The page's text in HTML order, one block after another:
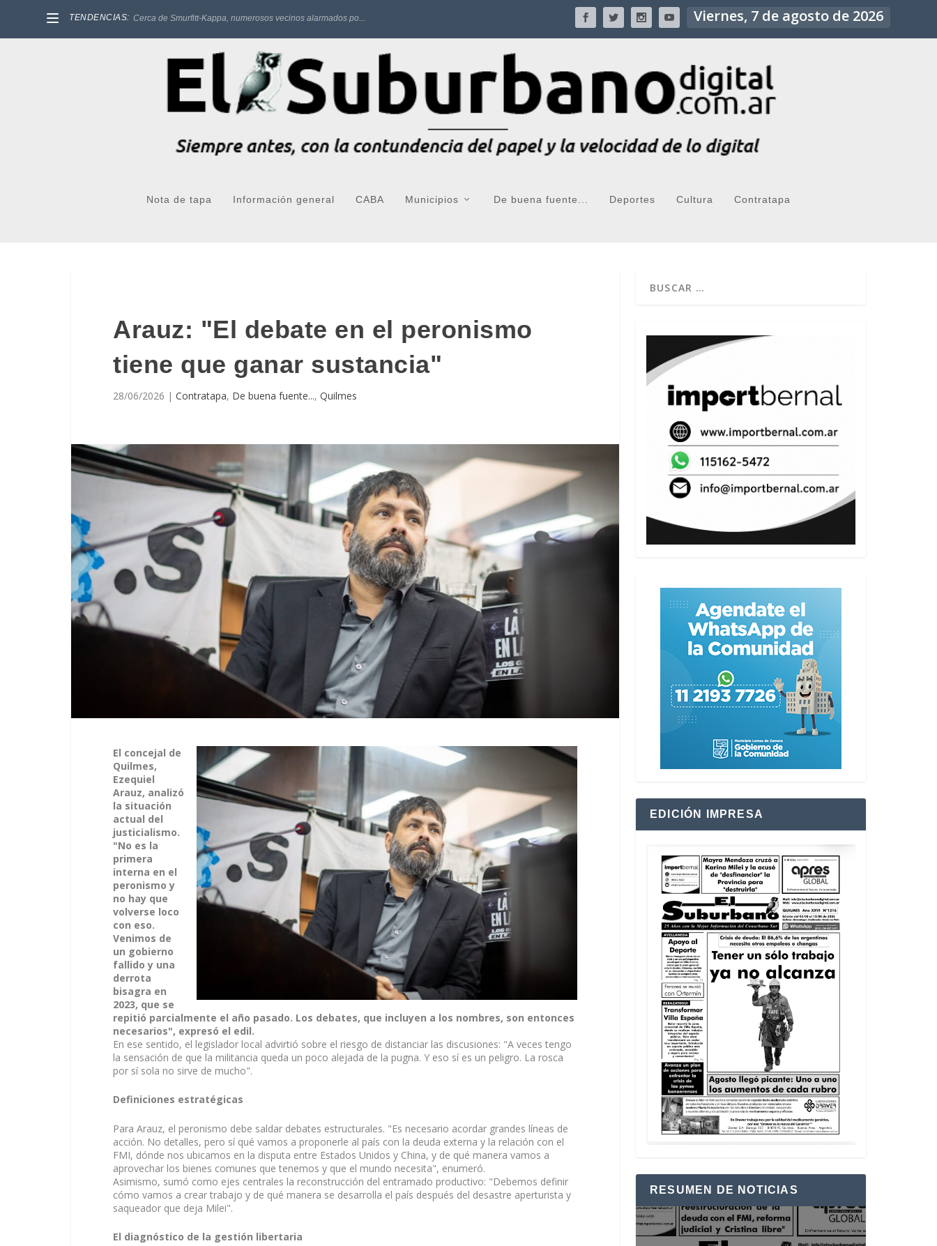
TENDENCIAS: Cerca de Smurfitt-Kappa, numerosos vecinos alarmados po... Viernes, 7 de agosto de 2026
Nota de tapa Información general CABA Municipios De buena fuente... Deportes Cultura Contratapa
Arauz: "El debate en el peronismo
tiene que ganar sustancia"
28/06/2026 | Contratapa, De buena fuente..., Quilmes
El concejal de
Quilmes,
Ezequiel
Arauz, analizó
la situación
actual del
justicialismo.
"No es la
primera
interna en el
peronismo y
no hay que
volverse loco
con eso.
Venimos de
un gobierno
fallido y una
derrota
bisagra en
2023, que se
repitió parcialmente el año pasado. Los debates, que incluyen a los nombres, son entonces
necesarios", expresó el edil.
En ese sentido, el legislador local advirtió sobre el riesgo de distanciar las discusiones: "A veces tengo
la sensación de que la militancia queda un poco alejada de la pugna. Y eso sí es un peligro. La rosca
por sí sola no sirve de mucho".
Definiciones estratégicas
Para Arauz, el peronismo debe saldar debates estructurales. "Es necesario acordar grandes líneas de
acción. No detalles, pero sí qué vamos a proponerle al país con la deuda externa y la relación con el
FMI, dónde nos ubicamos en la disputa entre Estados Unidos y China, y de qué manera vamos a
aprovechar los bienes comunes que tenemos y que el mundo necesita", enumeró.
Asimismo, sumó como ejes centrales la reconstrucción del entramado productivo: "Debemos definir
cómo vamos a crear trabajo y de qué manera se desarrolla el país después del desastre aperturista y
saqueador que deja Milei".
El diagnóstico de la gestión libertaria
EDICIÓN IMPRESA
RESUMEN DE NOTICIAS
Reproductor
de
vídeo